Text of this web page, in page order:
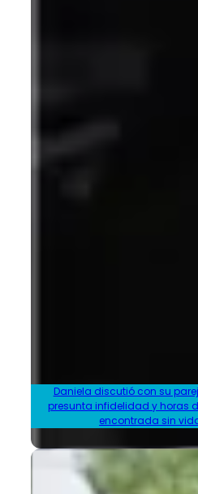
Daniela discutió con su
presunta infidelidad y horas
encontrada sin